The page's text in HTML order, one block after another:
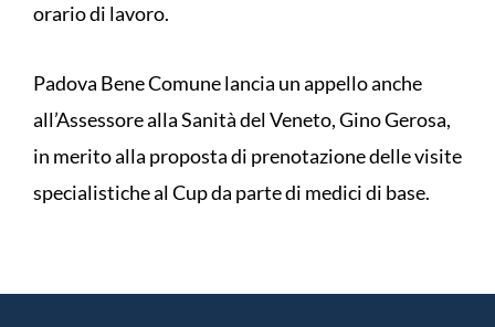
orario di lavoro.
Padova Bene Comune lancia un appello anche
all’Assessore alla Sanità del Veneto, Gino Gerosa,
in merito alla proposta di prenotazione delle visite
specialistiche al Cup da parte di medici di base.